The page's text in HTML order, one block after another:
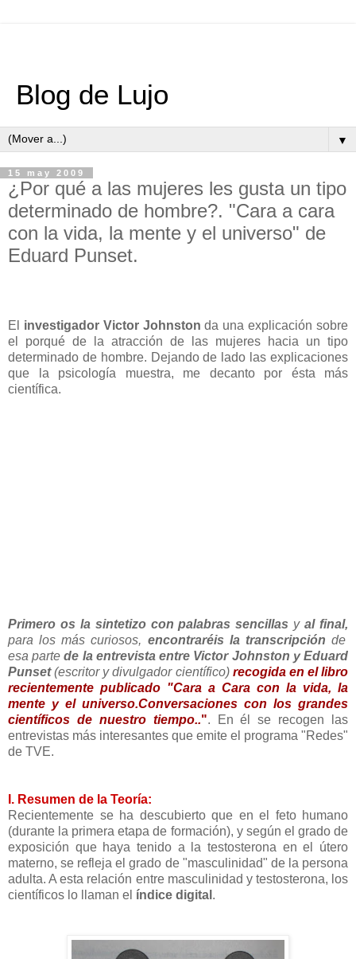
Blog de Lujo
▼
15 may 2009
¿Por qué a las mujeres les gusta un tipo
determinado de hombre?. "Cara a cara
con la vida, la mente y el universo" de
Eduard Punset.
El investigador Victor Johnston da una explicación sobre
el porqué de la atracción de las mujeres hacia un tipo
determinado de hombre. Dejando de lado las explicaciones
que la psicología muestra, me decanto por ésta más
científica.
Primero os la sintetizo con palabras sencillas yal final,
para los más curiosos, encontraréis la transcripción de
esa partede la entrevista entre Victor Johnston y Eduard
Punset(escritor y divulgador científico) recogida en el libro
recientemente publicado "Cara a Cara con la vida, la
mente y el universo.Conversaciones con los grandes
científicos de nuestro tiempo..". En él se recogen las
entrevistas más interesantes que emite el programa "Redes"
de TVE.
I. Resumen de la Teoría:
Recientemente se ha descubierto que en el feto humano
(durante la primera etapa de formación), y según el grado de
exposición que haya tenido a la testosterona en el útero
materno, se refleja el grado de "masculinidad" de la persona
adulta. A esta relación entre masculinidad y testosterona, los
científicos lo llaman el índice digital .